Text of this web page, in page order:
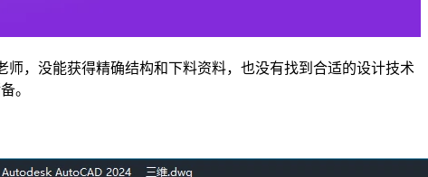
，没能获得精确结构和下料资料，也没有找到合适的设计技术
。